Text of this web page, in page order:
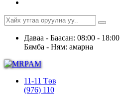
Даваа - Баасан: 08:00 - 18:00
Бямба - Ням: амарна
11-11 Төв
(976) 110